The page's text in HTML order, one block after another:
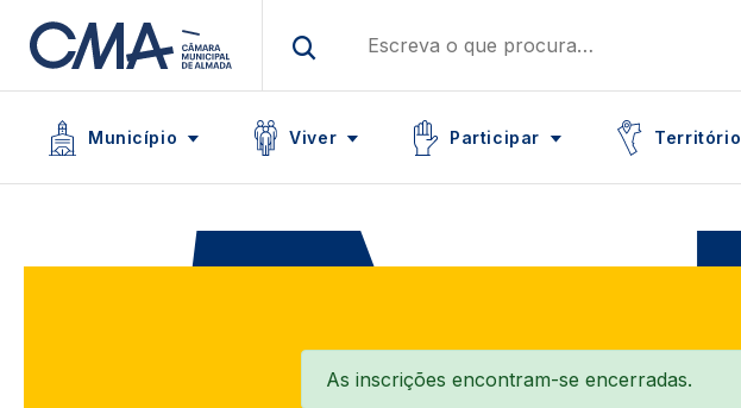
main
Main navigation
Município
Icon Viver
Icon Participar
Icon Território
Icon
As inscrições encontram-se encerradas.